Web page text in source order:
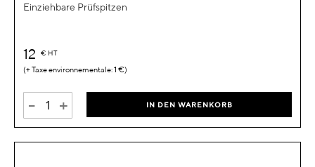
Einziehbare Prüfspitzen
12 € HT
1 €
- + IN DEN WARENKORB